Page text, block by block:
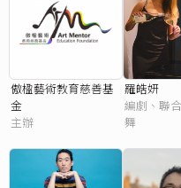
傲楹藝術教育慈善基
金
主辦
羅皓妍
編劇、聯
舞